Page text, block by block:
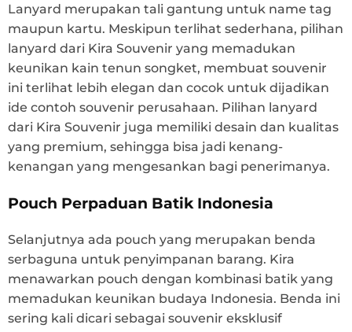
Lanyard merupakan tali gantung untuk name tag
maupun kartu. Meskipun terlihat sederhana, pilihan
lanyard dari Kira Souvenir yang memadukan
keunikan kain tenun songket, membuat souvenir
ini terlihat lebih elegan dan cocok untuk dijadikan
ide contoh souvenir perusahaan. Pilihan lanyard
dari Kira Souvenir juga memiliki desain dan kualitas
yang premium, sehingga bisa jadi kenang-
kenangan yang mengesankan bagi penerimanya.
Pouch Perpaduan Batik Indonesia
Selanjutnya ada pouch yang merupakan benda
serbaguna untuk penyimpanan barang. Kira
menawarkan pouch dengan kombinasi batik yang
memadukan keunikan budaya Indonesia. Benda ini
sering kali dicari sebagai souvenir eksklusif